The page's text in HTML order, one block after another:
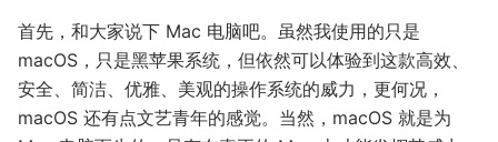
首先，和大家说下 Mac 电脑吧。虽然我使用的只是
macOS，只是黑苹果系统，但依然可以体验到这款高效、
安全、简洁、优雅、美观的操作系统的威力，更何况，
macOS 还有点文艺青年的感觉。当然，macOS 就是为